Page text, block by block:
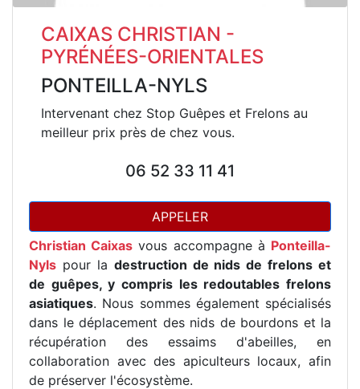
CAIXAS CHRISTIAN -
PYRÉNÉES-ORIENTALES
PONTEILLA-NYLS
Intervenant chez Stop Guêpes et Frelons au
meilleur prix près de chez vous.
06 52 33 11 41
APPELER
Christian Caixas vous accompagne à Ponteilla-
Nyls pour la destruction de nids de frelons et
de guêpes, y compris les redoutables frelons
asiatiques. Nous sommes également spécialisés
dans le déplacement des nids de bourdons et la
récupération des essaims d'abeilles, en
collaboration avec des apiculteurs locaux, afin
de préserver l'écosystème.